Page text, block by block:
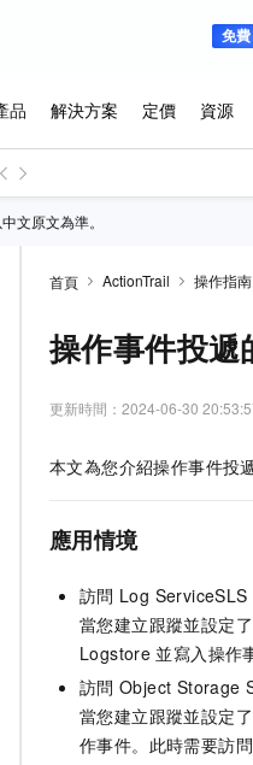
文原文為準。
首頁 ActionTrail 操作指南
操作事件投遞
更新時間： 2024-06-30
本文為您介紹操作事件投
應用情境
訪問 Log ServiceSLS
當您建立跟蹤並設定了
Logstore 並寫入操作
訪問 Object Storage
當您建立跟蹤並設定了
作事件。此時需要訪問